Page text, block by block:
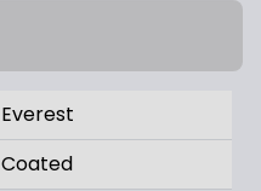
Everest
Coated